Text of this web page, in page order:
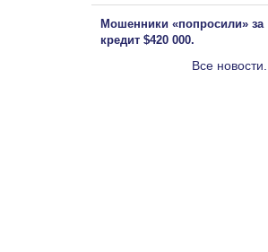
Мошенники «попросили» за
кредит $420 000.
Все новости...